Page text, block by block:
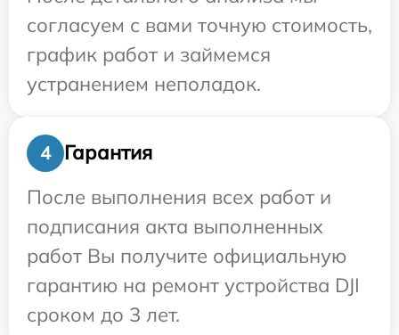
согласуем с вами точную стоимость,
график работ и займемся
устранением неполадок.
4
Гарантия
После выполнения всех работ и
подписания акта выполненных
работ Вы получите официальную
гарантию на ремонт устройства DJI
сроком до 3 лет.